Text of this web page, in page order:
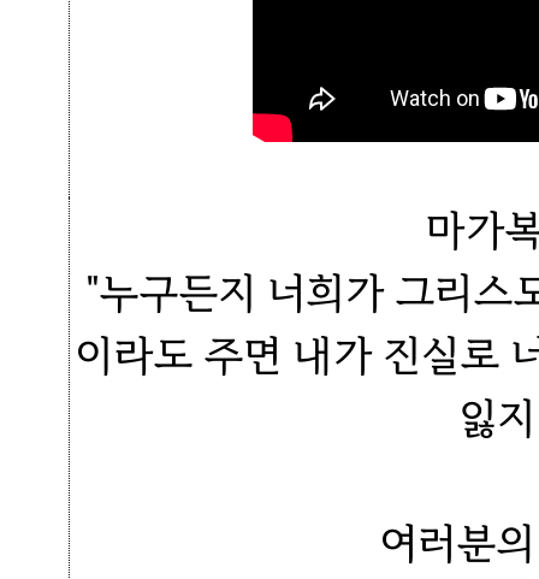
마가
"누구든지 너희가 그리
이라도 주면 내가 진실로
잃
여러분